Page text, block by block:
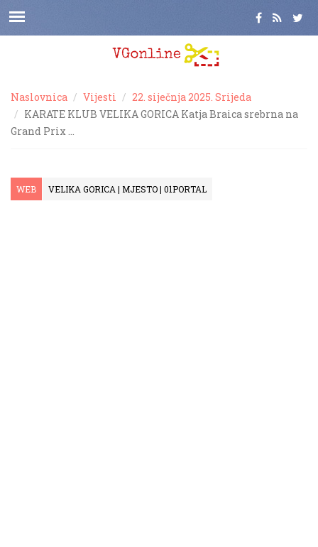
Naslovnica Vijesti
22. siječnja 2025. Srijeda
KARATE KLUB VELIKA GORICA Katja Braica srebrna na
Grand Prix …
WEB VELIKA GORICA | MJESTO | 01PORTAL